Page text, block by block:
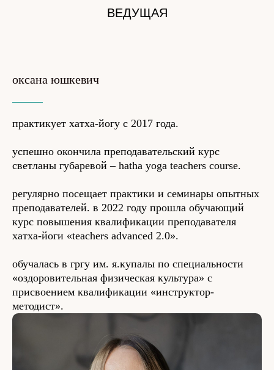
ВЕДУЩАЯ
оксана юшкевич
практикует хатха-йогу с 2017 года.
успешно окончила преподавательский курс
светланы губаревой – hatha yoga teachers сourse.
регулярно посещает практики и семинары опытных
преподавателей. в 2022 году прошла обучающий
курс повышения квалификации преподавателя
хатха-йоги «teachers advanced 2.0».
обучалась в гргу им. я.купалы по специальности
«оздоровительная физическая культура» с
присвоением квалификации «инструктор-
методист».